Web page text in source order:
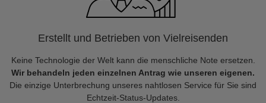
Erstellt und Betrieben von Vielreisenden
Keine Technologie der Welt kann die menschliche Note ersetzen.
Wir behandeln jeden einzelnen Antrag wie unseren eigenen.
Die einzige Unterbrechung unseres nahtlosen Service für Sie sind
Echtzeit-Status-Updates.